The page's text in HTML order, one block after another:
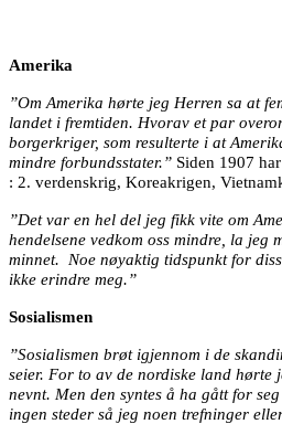
Amerika
”Om Amerika hørte jeg Herren sa at
landet i fremtiden. Hvorav et par
borgerkriger, som resulterte i at
mindre forbundsstater.” Siden 1907
: 2. verdenskrig, Koreakrigen,
”Det var en hel del jeg fikk vite om
hendelsene vedkom oss mindre, la jeg
minnet.
Noe nøyaktig tidspunkt for
ikke erindre meg.”
Sosialismen
”Sosialismen brøt igjennom i de
seier. For to av de nordiske land hørte
nevnt. Men den syntes å ha gått for
ingen steder så jeg noen trefninger